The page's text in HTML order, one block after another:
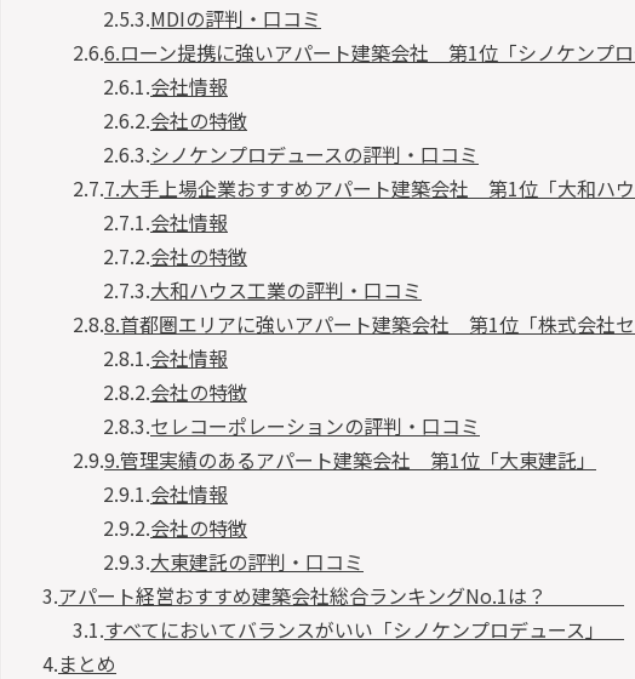
2.5.3.MDIの評判・口コミ
2.6.6.ローン提携に強いアパート建築会社 第1位「シノケンプロ
2.6.1.会社情報
2.6.2.会社の特徴
2.6.3.シノケンプロデュースの評判・口コミ
2.7.7.大手上場企業おすすめアパート建築会社 第1位「大和ハウ
2.7.1.会社情報
2.7.2.会社の特徴
2.7.3.大和ハウス工業の評判・口コミ
2.8.8.首都圏エリアに強いアパート建築会社 第1位「株式会社セ
2.8.1.会社情報
2.8.2.会社の特徴
2.8.3.セレコーポレーションの評判・口コミ
2.9.9.管理実績のあるアパート建築会社 第1位「大東建託」
2.9.1.会社情報
2.9.2.会社の特徴
2.9.3.大東建託の評判・口コミ
3.アパート経営おすすめ建築会社総合ランキングNo.1は？
3.1.すべてにおいてバランスがいい「シノケンプロデュース」
4.まとめ